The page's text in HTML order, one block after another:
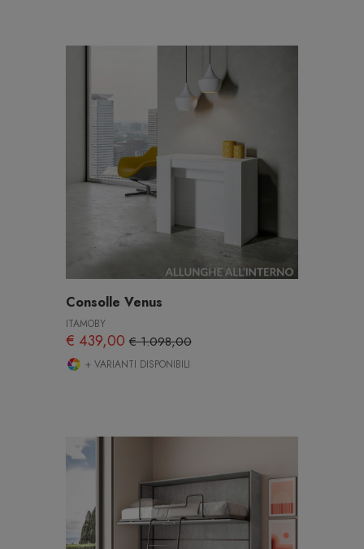
Consolle Venus
ITAMOBY
€ 439,00€ 1.098,00
+ VARIANTI DISPONIBILI